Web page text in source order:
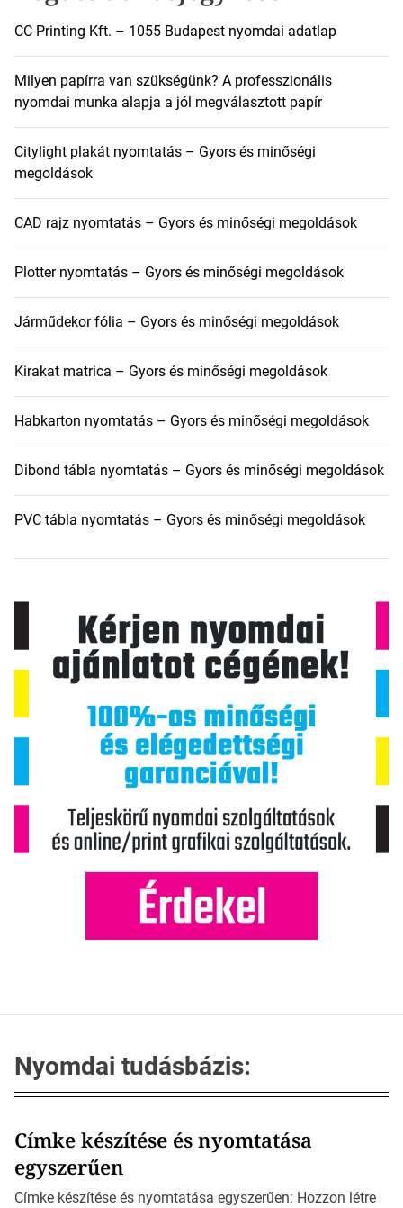
CC Printing Kft. – 1055 Budapest nyomdai adatlap
Milyen papírra van szükségünk? A professzionális
nyomdai munka alapja a jól megválasztott papír
Citylight plakát nyomtatás – Gyors és minőségi
megoldások
CAD rajz nyomtatás – Gyors és minőségi megoldások
Plotter nyomtatás – Gyors és minőségi megoldások
Járműdekor fólia – Gyors és minőségi megoldások
Kirakat matrica – Gyors és minőségi megoldások
Habkarton nyomtatás – Gyors és minőségi megoldások
Dibond tábla nyomtatás – Gyors és minőségi megoldások
PVC tábla nyomtatás – Gyors és minőségi megoldások
Nyomdai tudásbázis:
Címke készítése és nyomtatása
egyszerűen
Címke készítése és nyomtatása egyszerűen: Hozzon létre